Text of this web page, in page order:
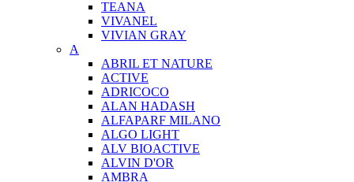
TEANA
VIVANEL
VIVIAN GRAY
A
ABRIL ET NATURE
ACTIVE
ADRICOCO
ALAN HADASH
ALFAPARF MILANO
ALGO LIGHT
ALV BIOACTIVE
ALVIN D'OR
AMBRA